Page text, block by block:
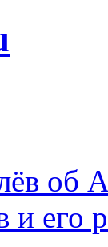
об
и его